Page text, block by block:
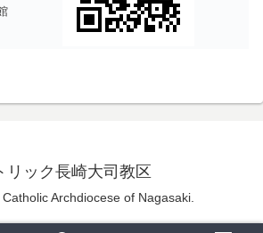
リック長崎大司教区
Archdiocese of Nagasaki.